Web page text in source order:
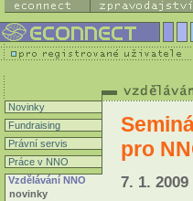
Novinky
Fundraising
Právní servis
Práce v NNO
Vzdělávání NNO
novinky
pro
7. 1.